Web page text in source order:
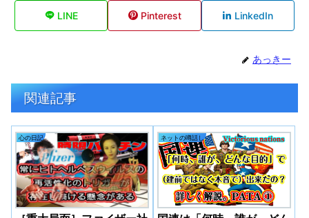
LINE Pinterest LinkedIn
あっきー
関連記事
心の日記 ネットの噂話し